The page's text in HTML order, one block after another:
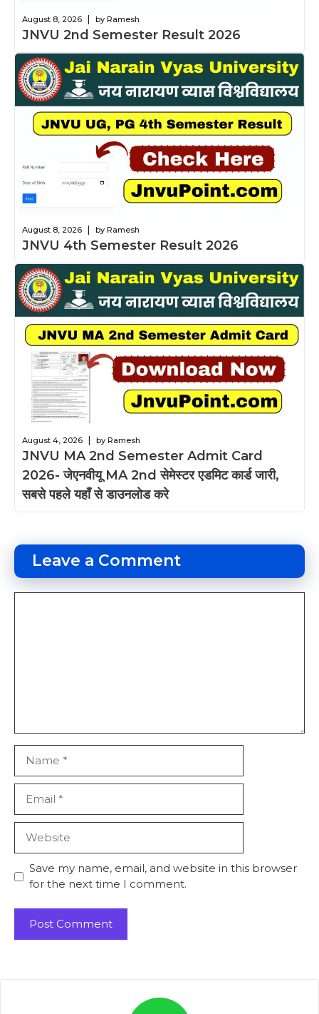
August 8, 2026 | by Ramesh
JNVU 2nd Semester Result 2026
August 8, 2026 by Ramesh
JNVU 4th Semester Result 2026
August 4, 2026 by Ramesh
JNVU MA 2nd Semester Admit Card
2026- जेएनवीयू MA 2nd सेमेस्टर एडमिट कार्ड जारी,
सबसे पहले यहाँ से डाउनलोड करे
Leave a Comment
Save my name, email, and website in this browser
for the next time I comment.